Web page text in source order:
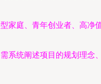
家庭、青年创业者、高
系统阐述项目的规划理